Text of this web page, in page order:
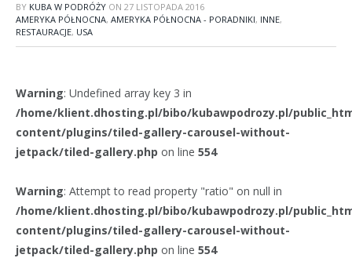
BY KUBA W PODRÓŻY ON 27 LISTOPADA 2016
AMERYKA PÓŁNOCNA, AMERYKA PÓŁNOCNA - PORADNIKI, INNE,
RESTAURACJE, USA
Warning: Undefined array key 3 in
/home/klient.dhosting.pl/bibo/kubawpodrozy.pl/
content/plugins/tiled-gallery-carousel-without-
jetpack/tiled-gallery.php on line 554
Warning: Attempt to read property "ratio" on null in
/home/klient.dhosting.pl/bibo/kubawpodrozy.pl/
content/plugins/tiled-gallery-carousel-without-
jetpack/tiled-gallery.php on line 554